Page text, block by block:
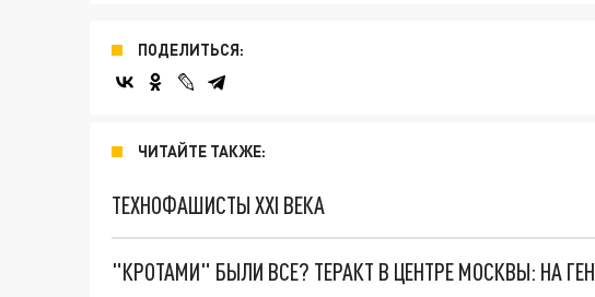
ПОДЕЛИТЬСЯ:
ЧИТАЙТЕ ТАКЖЕ:
ТЕХНОФАШИСТЫ XXI ВЕКА
"КРОТАМИ" БЫЛИ ВСЕ? ТЕРАКТ В ЦЕНТРЕ МОСКВЫ: НА